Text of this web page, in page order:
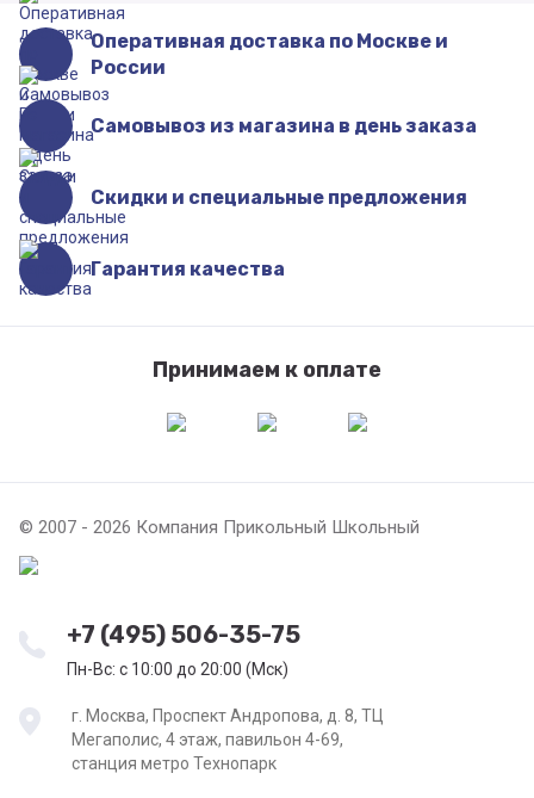
Оперативная доставка по Москве и
России
Самовывоз из магазина в день заказа
Скидки и специальные предложения
Гарантия качества
Принимаем к оплате
© 2007 - 2026 Компания Прикольный Школьный
+7 (495) 506-35-75
Пн-Вс: с 10:00 до 20:00 (Мск)
г. Москва, Проспект Андропова, д. 8, ТЦ
Мегаполис, 4 этаж, павильон 4-69,
станция метро Технопарк